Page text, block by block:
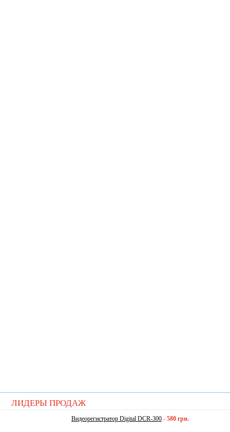
ЛИДЕРЫ ПРОДАЖ
Видеорегистратор Digital DCR-300 - 580 грн.